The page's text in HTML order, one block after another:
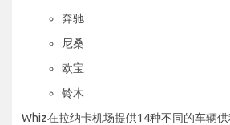
奔驰
尼桑
欧宝
铃木
Whiz在拉纳卡机场提供14种不同的车辆